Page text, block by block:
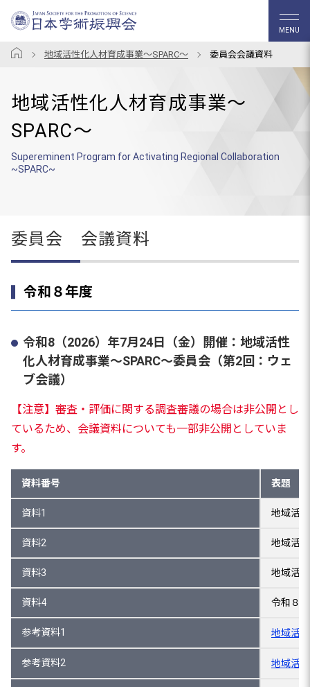
MENU
地域活性化人材育成事業～SPARC～ 委員会会議資料
地域活性化人材育成事業～
SPARC～
Supereminent Program for Activating Regional Collaboration
~SPARC~
委員会 会議資料
令和８年度
令和8（2026）年7月24日（金）開催：地域活性
化人材育成事業～SPARC～委員会（第2回：ウェ
ブ会議）
【注意】審査・評価に関する調査審議の場合は非公開とし
ているため、会議資料についても一部非公開としていま
す。
資料番号 表題
資料1 地域活
資料2 地域活
資料3 地域活
資料4 令和８
参考資料1 地域活
参考資料2 地域活